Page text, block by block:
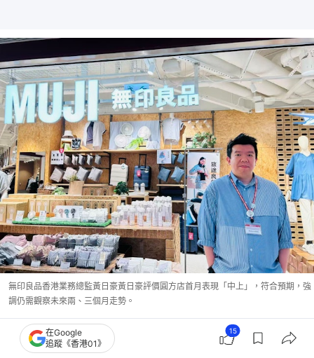
無印良品香港業務總監黃日豪黃日豪評價圓方店首月表現「中上」，符合預期，強
調仍需觀察未來兩、三個月走勢。
一號店首月表現「中上」 擬推便當、飯糰
在Google
追蹤《香港01》
15